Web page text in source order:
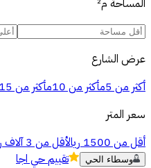
المساحة م²
عرض الشارع
أكثر من 5م
أكثر من 10م أكثر من 15م
سعر المتر
أقل من 1500 ريال
أقل من 3 آلاف ريال
وسطاء الحي تقييمحي اجا